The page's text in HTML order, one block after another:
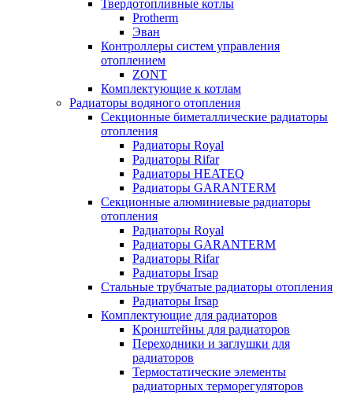
Твердотопливные котлы
Protherm
Эван
Контроллеры систем управления
отоплением
ZONT
Комплектующие к котлам
Радиаторы водяного отопления
Секционные биметаллические радиаторы
отопления
Радиаторы Royal
Радиаторы Rifar
Радиаторы HEATEQ
Радиаторы GARANTERM
Секционные алюминиевые радиаторы
отопления
Радиаторы Royal
Радиаторы GARANTERM
Радиаторы Rifar
Радиаторы Irsap
Стальные трубчатые радиаторы отопления
Радиаторы Irsap
Комплектующие для радиаторов
Кронштейны для радиаторов
Переходники и заглушки для
радиаторов
Термостатические элементы
радиаторных терморегуляторов